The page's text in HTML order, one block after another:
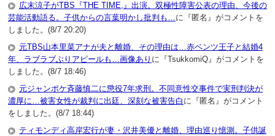
広末涼子がTBS『THE TIME,』出演。双極性障害公表の理由、今後の
芸能活動語る。子供からの言葉明かし批判も…に『匿名』がコメントを
しました。(8/7 20:20)
元TBS山本里菜アナが夫と離婚、その理由は…赤ベンツ王子と結婚4
年、ラブラブぶりアピールも…画像あり に『TsukkomiQ』がコメントを
しました。(8/7 18:46)
元ジャンポケ斉藤慎二に懲役7年求刑。不同意性交事件で実刑判決が
濃厚に…被害女性が裁判に出廷、深刻な被害告白 に『匿名』がコメント
をしました。(8/7 18:44)
ティモンディ高岸宏行が妻・沢井美優と離婚、理由巡り憶測。子供誕